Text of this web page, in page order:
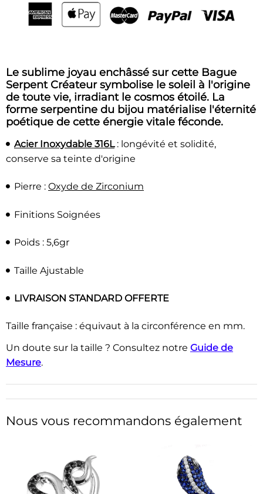
Le sublime joyau enchâssé sur cette Bague
Serpent Créateur symbolise le soleil à l'origine
de toute vie, irradiant le cosmos étoilé. La
forme serpentine du bijou matérialise l'éternité
poétique de cette énergie vitale féconde.
Acier Inoxydable 316L: longévité et solidité,
conserve sa teinte d'origine
Pierre : Oxyde de Zirconium
Finitions Soignées
Poids : 5,6gr
Taille Ajustable
LIVRAISON STANDARD OFFERTE
Taille française : équivaut à la circonférence en mm.
Un doute sur la taille ? Consultez notre Guide de
Mesure.
Nous vous recommandons également